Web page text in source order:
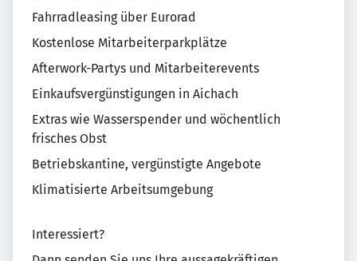
Fahrradleasing über Eurorad
Kostenlose Mitarbeiterparkplätze
Afterwork-Partys und Mitarbeiterevents
Einkaufsvergünstigungen in Aichach
Extras wie Wasserspender und wöchentlich
frisches Obst
Betriebskantine, vergünstigte Angebote
Klimatisierte Arbeitsumgebung
Interessiert?